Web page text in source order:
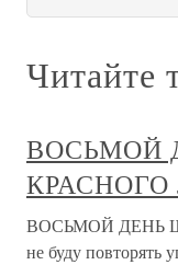
Читайте
ВОСЬМОЙ
ВОСЬМОЙ ДЕНЬ
не буду повторять